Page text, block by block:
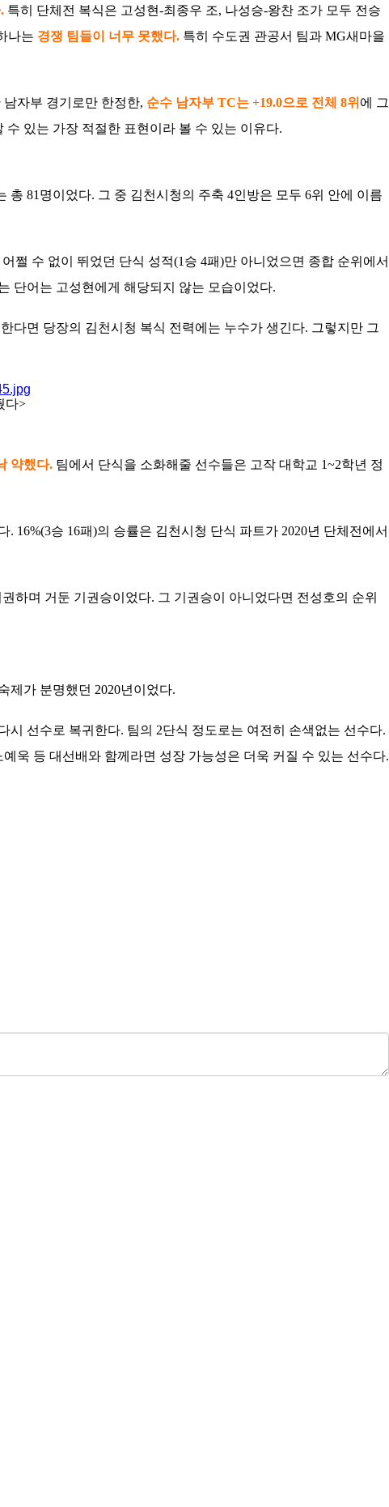
특히 단체전 복식은 고성현-최종우 조, 나성승-왕찬 조가 모두 전승
나는 경쟁 팀들이 너무 못했다. 특히 수도권 관공서 팀과 MG새마을
남자부 경기로만 한정한, 순수 남자부 TC는 +19.0으로 전체 8위 에 그
수 있는 가장 적절한 표현이라 볼 수 있는 이유다.
81명이었다. 그 중 김천시청의 주축 4인방은 모두 6위 안에 이름
쩔 수 없이 뛰었던 단식 성적(1승 4패)만 아니었으면 종합 순위에서
단어는 고성현에게 해당되지 않는 모습이었다.
다면 당장의 김천시청 복식 전력에는 누수가 생긴다. 그렇지만 그
다>
약했다. 팀에서 단식을 소화해줄 선수들은 고작 대학교 1~2학년 정
16%(3승 16패)의 승률은 김천시청 단식 파트가 2020년 단체전에서
하며 거둔 기권승이었다. 그 기권승이 아니었다면 전성호의 순위
제가 분명했던 2020년이었다.
선수로 복귀한다. 팀의 2단식 정도로는 여전히 손색없는 선수다.
욱 등 대선배와 함께라면 성장 가능성은 더욱 커질 수 있는 선수다.